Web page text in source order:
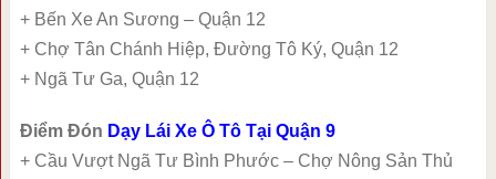
+ Bến Xe An Sương – Quận 12
+ Chợ Tân Chánh Hiệp, Đường Tô Ký, Quận 12
+ Ngã Tư Ga, Quận 12
Điểm Đón Dạy Lái Xe Ô Tô Tại Quận 9
+ Cầu Vượt Ngã Tư Bình Phước – Chợ Nông Sản Thủ